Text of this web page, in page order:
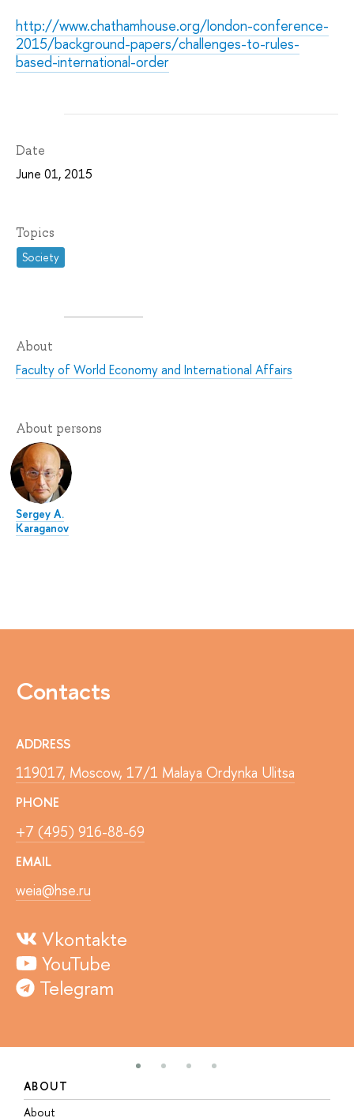
http://www.chathamhouse.org/london-conference-
2015/background-papers/challenges-to-rules-
based-international-order
Date
June 01, 2015
Topics
Society
About
Faculty of World Economy and International Affairs
About persons
Sergey A.
Karaganov
Contacts
ADDRESS
119017, Moscow, 17/1 Malaya Ordynka Ulitsa
PHONE
+7 (495) 916-88-69
EMAIL
weia@hse.ru
Vkontakte
YouTube
Telegram
ABOUT
About